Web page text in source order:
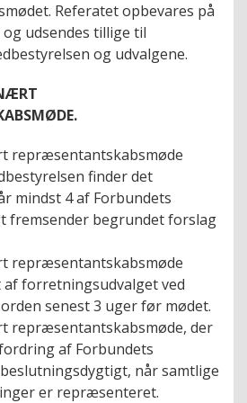
Referatet opbevares på
udsendes tillige til
og udvalgene.
repræsentantskabsmøde
finder det
mindst 4 af Forbundets
fremsender begrundet forslag
repræsentantskabsmøde
forretningsudvalget ved
senest 3 uger før mødet.
repræsentantskabsmøde, der
af Forbundets
når samtlige
er repræsenteret.